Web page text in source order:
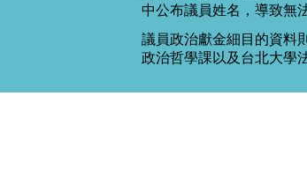
中公布議員姓名，導致無
議員政治獻金細目的資料
政治哲學課以及台北大學